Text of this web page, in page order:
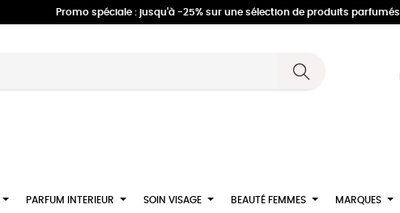
Promo spéciale : jusqu'à -25% sur une sélection de produits parfumés
PARFUM INTERIEUR SOIN VISAGE BEAUTÉ FEMMES MARQUES